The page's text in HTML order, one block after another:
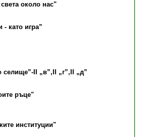
около нас"
- като игра”
ІІ „в”,ІІ „г”,ІІ „д”
ръце"
институции"